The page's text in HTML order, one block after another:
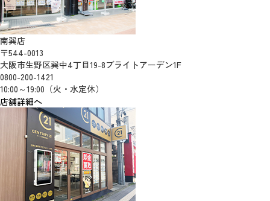
南巽店
〒544-0013
大阪市生野区巽中4丁目19-8ブライトアーデン1F
0800-200-1421
10:00～19:00（火・水定休）
店舗詳細へ